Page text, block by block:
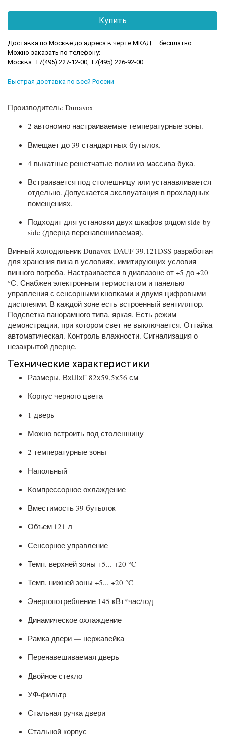
Доставка по Москве до адреса в черте МКАД — бесплатно
Можно заказать по телефону:
Москва: +7(495) 227-12-00, +7(495) 226-92-00
Быстрая доставка по всей России
Производитель: Dunavox
2 автономно настраиваемые температурные зоны.
Вмещает до 39 стандартных бутылок.
4 выкатные решетчатые полки из массива бука.
Встраивается под столешницу или устанавливается
отдельно. Допускается эксплуатация в прохладных
помещениях.
Подходит для установки двух шкафов рядом side-by
side (дверца перенавешиваемая).
Винный холодильник Dunavox DAUF-39.121DSS разработан
для хранения вина в условиях, имитирующих условия
винного погреба. Настраивается в диапазоне от +5 до +20
°С. Снабжен электронным термостатом и панелью
управления с сенсорными кнопками и двумя цифровыми
дисплеями. В каждой зоне есть встроенный вентилятор.
Подсветка панорамного типа, яркая. Есть режим
демонстрации, при котором свет не выключается. Оттайка
автоматическая. Контроль влажности. Сигнализация о
незакрытой дверце.
Технические характеристики
Размеры, ВхШхГ 82х59,5х56 см
Корпус черного цвета
1 дверь
Можно встроить под столешницу
2 температурные зоны
Напольный
Компрессорное охлаждение
Вместимость 39 бутылок
Объем 121 л
Сенсорное управление
Темп. верхней зоны +5... +20 °C
Темп. нижней зоны +5... +20 °C
Энергопотребление 145 кВт*час/год
Динамическое охлаждение
Рамка двери — нержавейка
Перенавешиваемая дверь
Двойное стекло
УФ-фильтр
Стальная ручка двери
Стальной корпус